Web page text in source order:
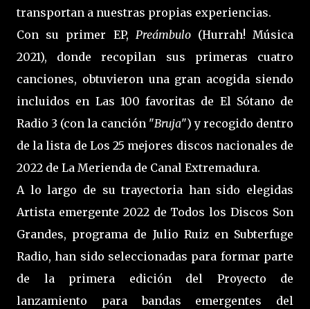
transportan a nuestras propias experiencias.
Con su primer EP, Preámbulo(Hurrah! Música
2021), donde recopilan sus primeras cuatro
canciones, obtuvieron una gran acogida siendo
incluidos en Las 100 favoritas de El Sótano de
Radio 3 (con la canción "Bruja") y recogido dentro
de la lista de Los 25 mejores discos nacionales de
2022 de La Merienda de Canal Extremadura.
A lo largo de su trayectoria han sido elegidas
Artista emergente 2022 de Todos los Discos Son
Grandes, programa de Julio Ruiz en Subterfuge
Radio, han sido seleccionadas para formar parte
de la primera edición del Proyecto de
lanzamiento para bandas emergentes del